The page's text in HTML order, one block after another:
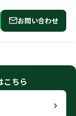
お問い合わせ
こちら